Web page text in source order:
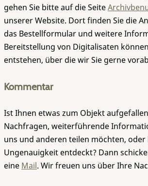
gehen Sie bitte auf die Seite
unserer Website. Dort finden Sie die
das Bestellformular und weitere
Bereitstellung von Digitalisaten
entstehen, über die wir Sie gerne
Kommentar
Ist Ihnen etwas zum Objekt
Nachfragen, weiterführende
uns und anderen teilen möchten, oder
Ungenauigkeit entdeckt? Dann
eine Mail. Wir freuen uns über Ihre